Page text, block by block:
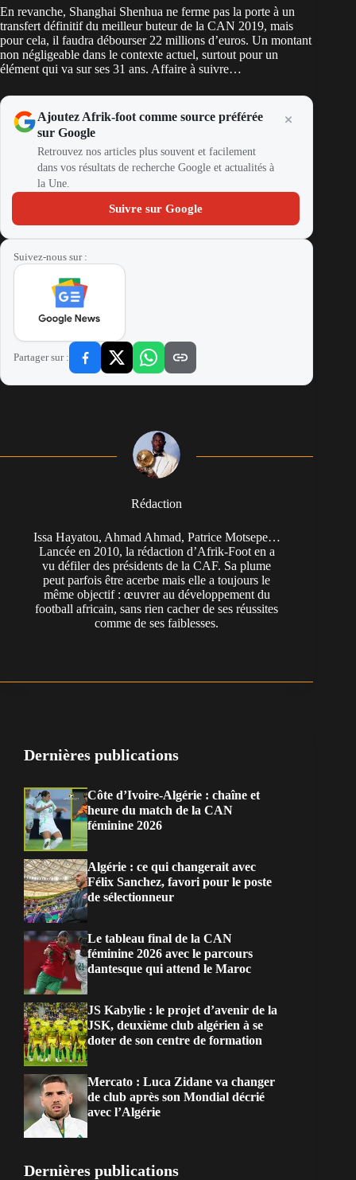
En revanche, Shanghai Shenhua ne ferme pas la porte à un
transfert définitif du meilleur buteur de la CAN 2019, mais
pour cela, il faudra débourser 22 millions d’euros. Un montant
non négligeable dans le contexte actuel, surtout pour un
élément qui va sur ses 31 ans. Affaire à suivre…
Ajoutez Afrik-foot comme source préférée
sur Google
Retrouvez nos articles plus souvent et facilement
dans vos résultats de recherche Google et actualités à
la Une.
Suivre sur Google
Suivez-nous sur :
Partager sur :
Rédaction
Issa Hayatou, Ahmad Ahmad, Patrice Motsepe…
Lancée en 2010, la rédaction d’Afrik-Foot en a
vu défiler des présidents de la CAF. Sa plume
peut parfois être acerbe mais elle a toujours le
même objectif : œuvrer au développement du
football africain, sans rien cacher de ses réussites
comme de ses faiblesses.
Dernières publications
Côte d’Ivoire-Algérie : chaîne et
heure du match de la CAN
féminine 2026
Algérie : ce qui changerait avec
Félix Sanchez, favori pour le poste
de sélectionneur
Le tableau final de la CAN
féminine 2026 avec le parcours
dantesque qui attend le Maroc
JS Kabylie : le projet d’avenir de la
JSK, deuxième club algérien à se
doter de son centre de formation
Mercato : Luca Zidane va changer
de club après son Mondial décrié
avec l’Algérie
Dernières publications